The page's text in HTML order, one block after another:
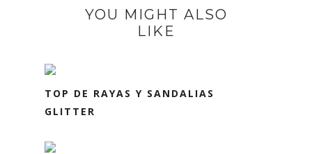
YOU MIGHT ALSO
LIKE
TOP DE RAYAS Y SANDALIAS
GLITTER